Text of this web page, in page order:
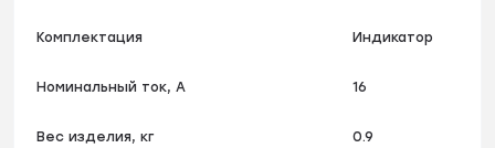
Комплектация Индикатор
Номинальный ток, А 16
Вес изделия, кг 0.9